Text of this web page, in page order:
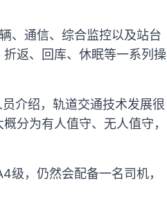
、通信、综合监控以及站台
返、回库、休眠等一系列操
介绍，轨道交通技术发展很
分为有人值守、无人值守，
级，仍然会配备一名司机，